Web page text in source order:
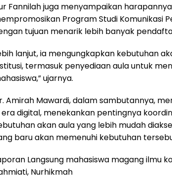
Fannilah juga menyampaikan
Program Studi Komunikasi
tujuan menarik lebih banyak
lanjut, ia mengungkapkan kebutuhan
termasuk penyediaan aula untuk
ujarnya.
Amirah Mawardi, dalam sambutannya,
era digital, menekankan pentingnya
akan aula yang lebih mudah
baru akan memenuhi kebutuhan
Langsung mahasiswa magang ilmu
Nurhikmah